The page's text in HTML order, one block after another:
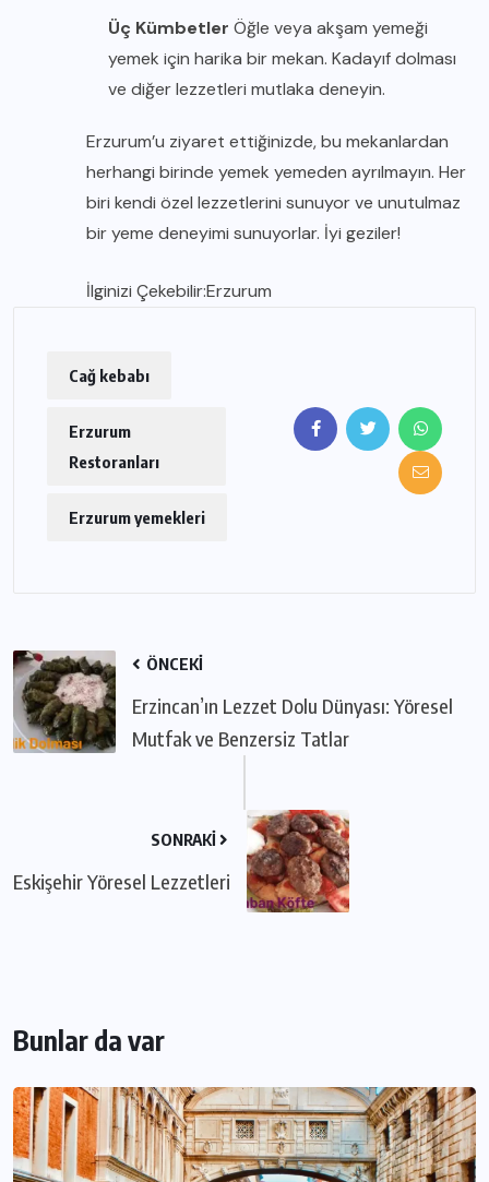
Üç Kümbetler Öğle veya akşam yemeği
yemek için harika bir mekan. Kadayıf dolması
ve diğer lezzetleri mutlaka deneyin.
Erzurum’u ziyaret ettiğinizde, bu mekanlardan
herhangi birinde yemek yemeden ayrılmayın. Her
biri kendi özel lezzetlerini sunuyor ve unutulmaz
bir yeme deneyimi sunuyorlar. İyi geziler!
İlginizi Çekebilir:Erzurum
Cağ kebabı
Erzurum
Restoranları
Erzurum yemekleri
ÖNCEKI
Erzincan’ın Lezzet Dolu Dünyası: Yöresel
Mutfak ve Benzersiz Tatlar
SONRAKI
Eskişehir Yöresel Lezzetleri
Bunlar da var